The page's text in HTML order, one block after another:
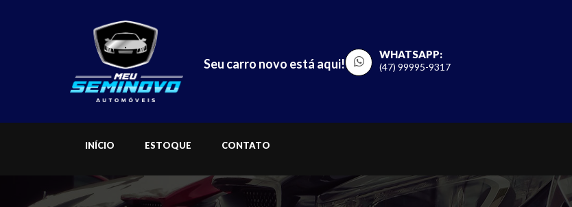
Seu carro novo está aqui!
WHATSAPP:
(47) 99995-9317
INÍCIO ESTOQUE CONTATO